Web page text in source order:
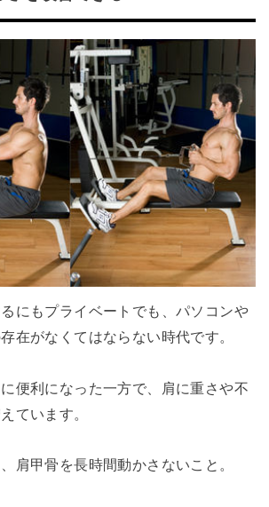
にもプライベートでも、パソコンや
在がなくてはならない時代です。
便利になった一方で、肩に重さや不
ています。
肩甲骨を長時間動かさないこと。